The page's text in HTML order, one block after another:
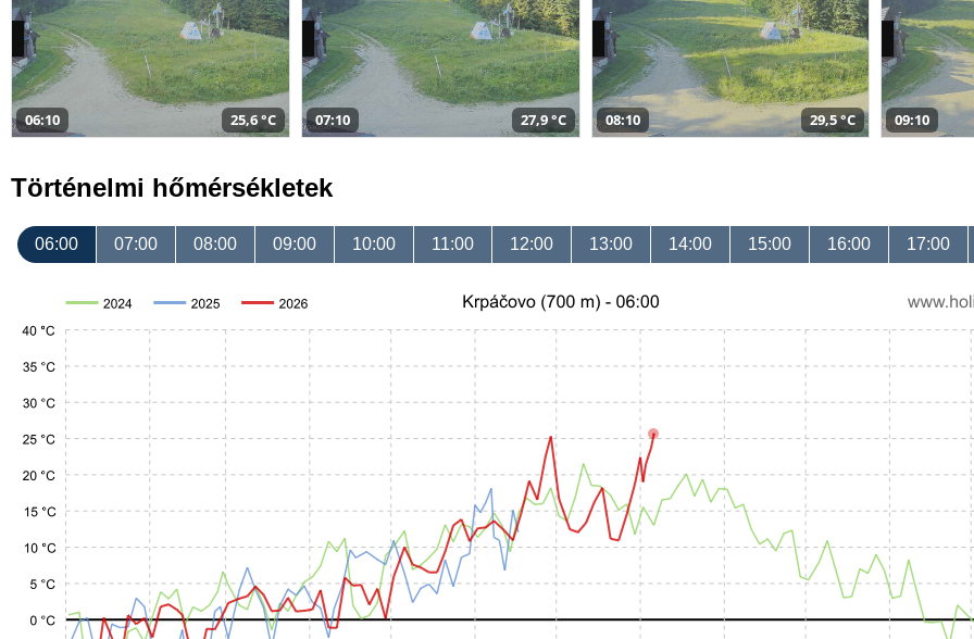
06:10 25,6 °C 07:10 27,9 °C 08:10 29,5 °C 09:10
Történelmi hőmérsékletek
06:00 07:00 08:00 09:00 10:00 11:00 12:00 13:00 14:00 15:00 16:00 17:00